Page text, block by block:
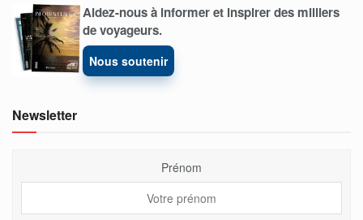
Aidez-nous à informer et inspirer des milliers
de voyageurs.
Nous soutenir
Newsletter
Prénom